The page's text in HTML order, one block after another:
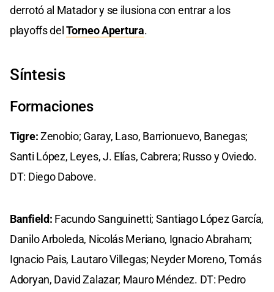
derrotó al Matador y se ilusiona con entrar a los
playoffs delTorneo Apertura.
Síntesis
Formaciones
Tigre:Zenobio; Garay, Laso, Barrionuevo, Banegas;
Santi López, Leyes, J. Elías, Cabrera; Russo y Oviedo.
DT: Diego Dabove.
Banfield: Facundo Sanguinetti; Santiago López García,
Danilo Arboleda, Nicolás Meriano, Ignacio Abraham;
Ignacio Pais, Lautaro Villegas; Neyder Moreno, Tomás
Adoryan, David Zalazar; Mauro Méndez. DT: Pedro